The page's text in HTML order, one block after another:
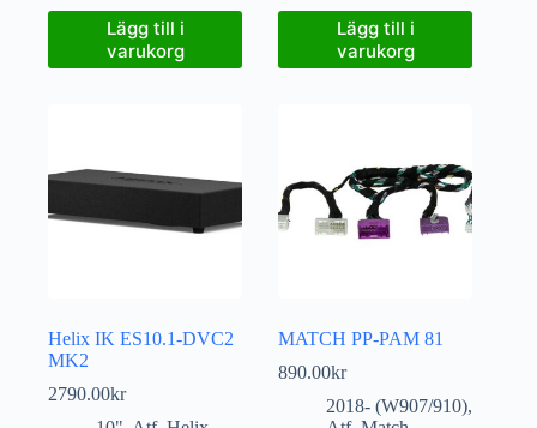
Lägg till i
varukorg
Lägg till i
varukorg
Helix IK ES10.1-DVC2
MK2
2790.00kr
MATCH PP-PAM 81
890.00kr
2018- (W907/910),